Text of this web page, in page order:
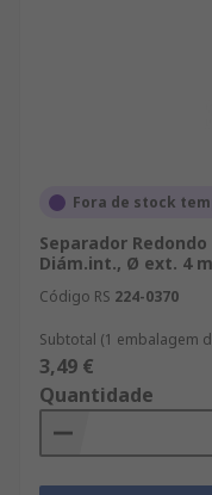
Fora de stock
Separador
Diám.int., Ø ext. 4
Código RS 224-0370
Subtotal (1 embalagem
3,49 €
Quantidade